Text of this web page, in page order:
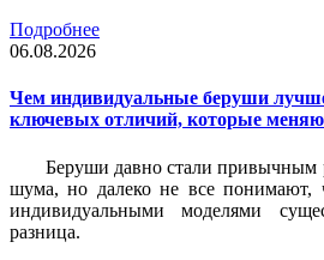
Подробнее
06.08.2026
Чем индивидуальные беруши
ключевых отличий, которые
Беруши давно стали привычным
шума, но далеко не все
индивидуальными моделями
разница.